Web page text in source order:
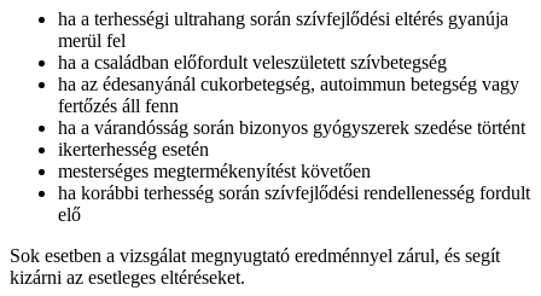
ha a terhességi ultrahang során szívfejlődési eltérés gyanúja
merül fel
ha a családban előfordult veleszületett szívbetegség
ha az édesanyánál cukorbetegség, autoimmun betegség vagy
fertőzés áll fenn
ha a várandósság során bizonyos gyógyszerek szedése történt
ikerterhesség esetén
mesterséges megtermékenyítést követően
ha korábbi terhesség során szívfejlődési rendellenesség fordult
elő
Sok esetben a vizsgálat megnyugtató eredménnyel zárul, és segít
kizárni az esetleges eltéréseket.